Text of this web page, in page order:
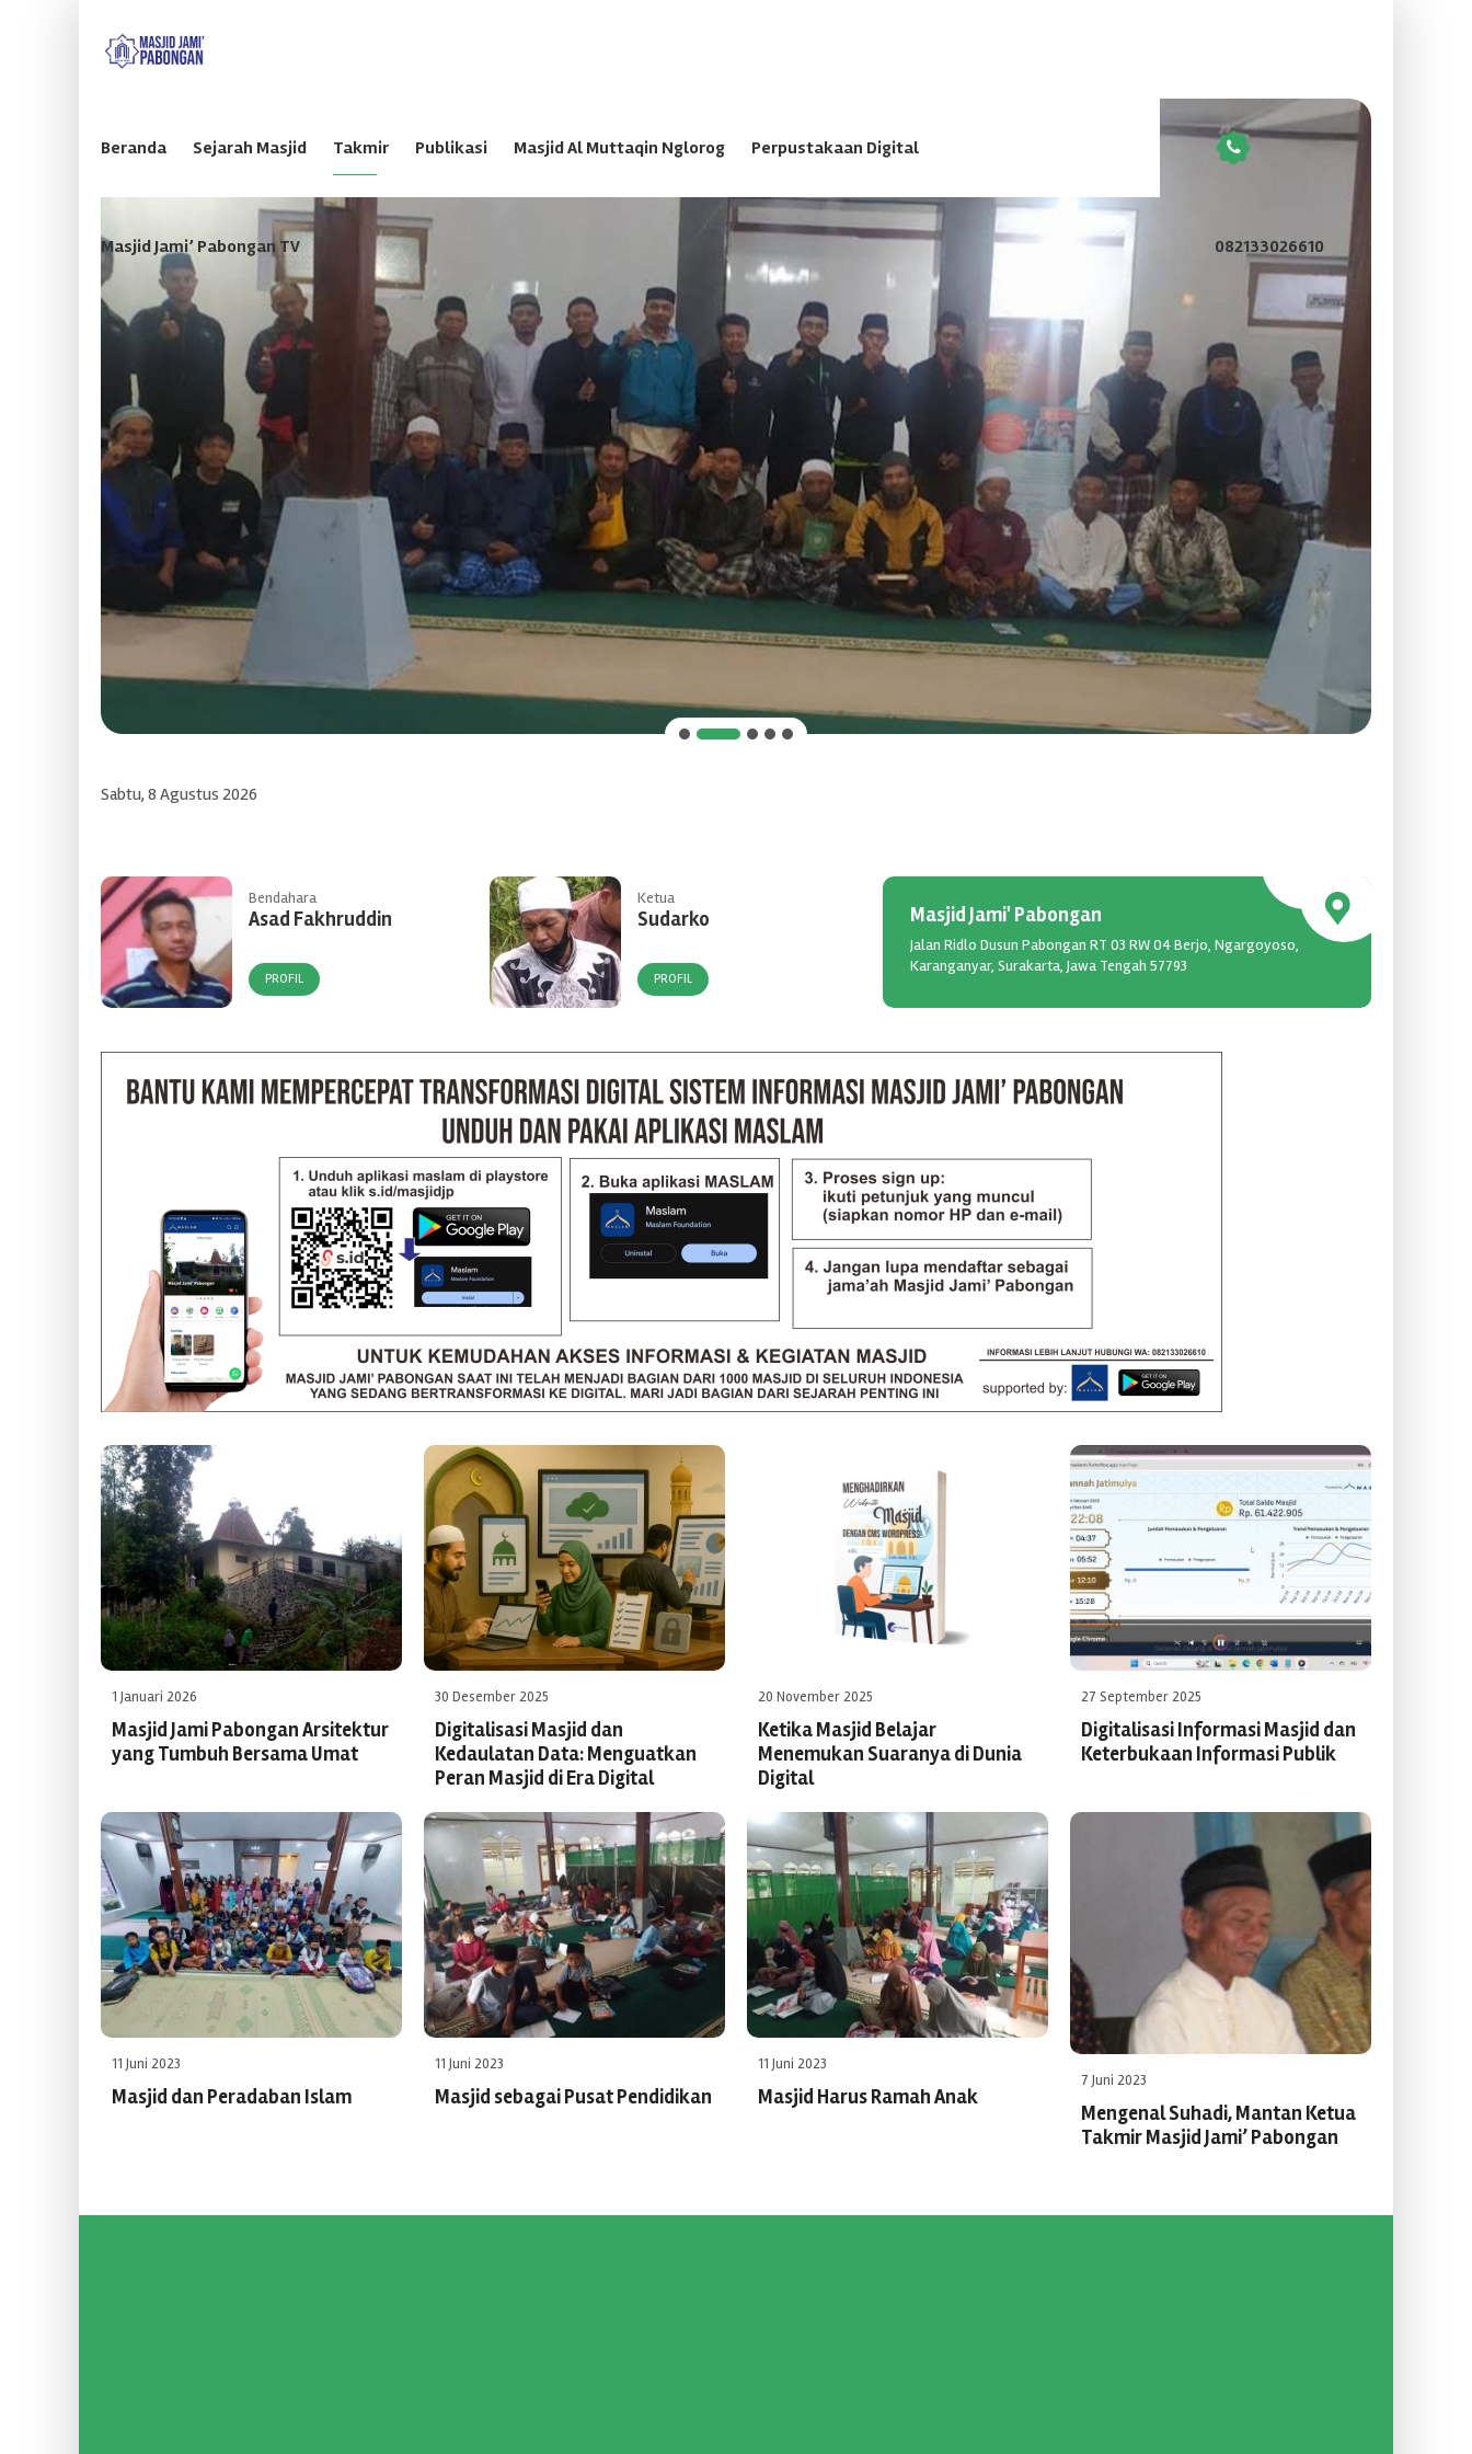
Beranda Sejarah Masjid Takmir Publikasi Masjid Al Muttaqin Nglorog Perpustakaan Digital
Masjid Jami’ Pabongan TV 082133026610
Sabtu, 8 Agustus 2026
Bendahara
Asad Fakhruddin
PROFIL
Ketua
Sudarko
PROFIL
Miftakhusurur
PROFIL
Masjid Jami' Pabongan
Jalan Ridlo Dusun Pabongan RT 03 RW 04 Berjo, Ngargoyoso,
Karanganyar, Surakarta, Jawa Tengah 57793
1 Januari 2026
Masjid Jami Pabongan Arsitektur
yang Tumbuh Bersama Umat
30 Desember 2025
Digitalisasi Masjid dan
Kedaulatan Data: Menguatkan
Peran Masjid di Era Digital
20 November 2025
Ketika Masjid Belajar
Menemukan Suaranya di Dunia
Digital
27 September 2025
Digitalisasi Informasi Masjid dan
Keterbukaan Informasi Publik
11 Juni 2023
Masjid dan Peradaban Islam
11 Juni 2023
Masjid sebagai Pusat Pendidikan
11 Juni 2023
Masjid Harus Ramah Anak
7 Juni 2023
Mengenal Suhadi, Mantan Ketua
Takmir Masjid Jami’ Pabongan